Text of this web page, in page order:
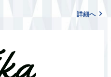
詳細へ